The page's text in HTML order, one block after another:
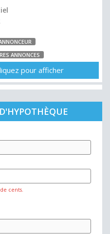
ANNONCES
pour afficher
cents.